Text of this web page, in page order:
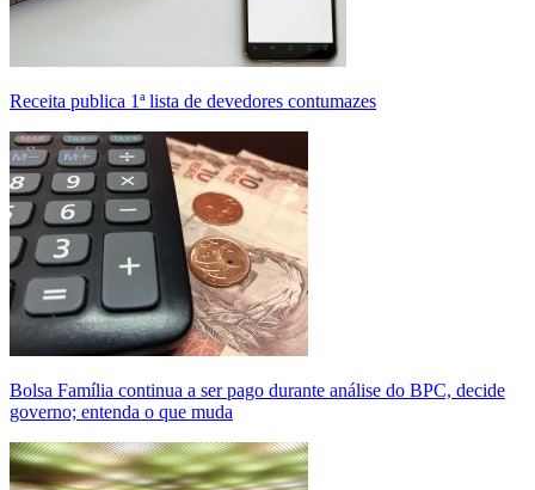
Receita publica 1ª lista de devedores contumazes
Bolsa Família continua a ser pago durante análise do BPC, decide
governo; entenda o que muda